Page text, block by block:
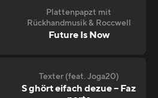
Plattenpapzt mit
Rückhandmusik & Roccwell
Future Is Now
Texter (feat. Joga20)
S ghört eifach dezue – Faz